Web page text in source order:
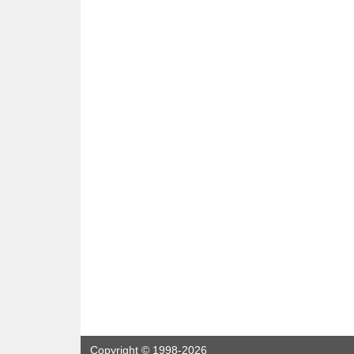
Copyright © 1998-2026